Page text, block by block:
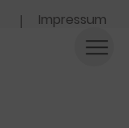
Impressum